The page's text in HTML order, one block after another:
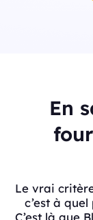
En
Le vrai
c’est à
C’est là que